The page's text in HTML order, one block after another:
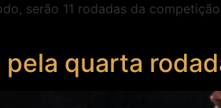
serão 11 rodadas da
quarta